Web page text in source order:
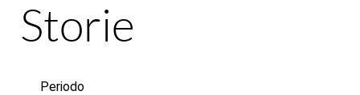
Storie
Periodo